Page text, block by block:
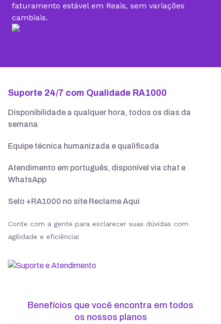
Armazenamento
Suporte 24/7 com especialistas
30 dias para pedir reembolso
SSL ilimitado grátis
faturamento estável em Reais, sem variações
cambiais.
Suporte 24/7 com Qualidade RA1000
Disponibilidade a qualquer hora, todos os dias da
semana
Equipe técnica humanizada e qualificada
Atendimento em português, disponível via chat e
WhatsApp
Selo +RA1000 no site Reclame Aqui
Conte com a gente para esclarecer suas dúvidas com
agilidade e eficiência!
Benefícios que você encontra em todos
os nossos planos